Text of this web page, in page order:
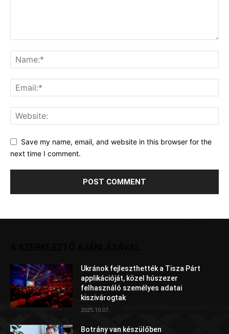
Save my name, email, and website in this browser for the
next time I comment.
Ukránok fejleszthették a Tisza Párt
applikációját, közel húszezer
felhasználó személyes adatai
kiszivárogtak
2025.10.07.
Botrány van készülőben